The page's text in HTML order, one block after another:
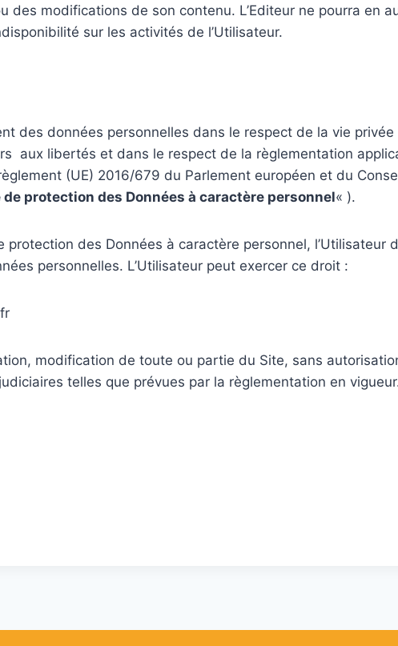
modifications de son contenu. L’Editeur ne pourra en
sur les activités de l’Utilisateur.
des données personnelles dans le respect de la vie
aux libertés et dans le respect de la règlementation
(UE) 2016/679 du Parlement européen et du
protection des Données à caractère personnel« ).
des Données à caractère personnel, l’Utilisateur
personnelles. L’Utilisateur peut exercer ce droit :
modification de toute ou partie du Site , sans
telles que prévues par la règlementation en